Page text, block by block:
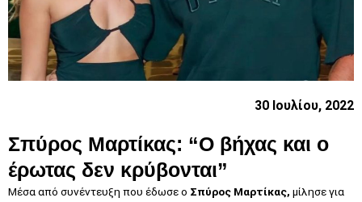
30 Ιουλίου, 2022
Σπύρος Μαρτίκας: “Ο βήχας και ο
έρωτας δεν κρύβονται”
Μέσα από συνέντευξη που έδωσε ο Σπύρος Μαρτίκας, μίλησε για